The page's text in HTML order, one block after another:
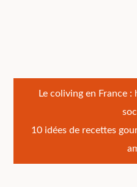
Navigation
de
Le coliving en France
10 idées de recettes